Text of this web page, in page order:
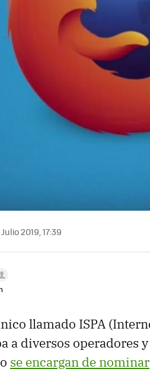
2019, 17:39
llamado ISPA
a diversos operadores
se encargan de nominar